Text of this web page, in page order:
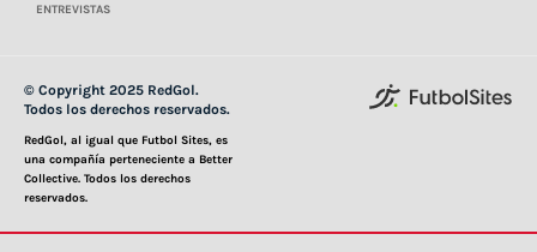
ENTREVISTAS
© Copyright 2025 RedGol.
Todos los derechos reservados.
RedGol, al igual que Futbol Sites, es
una compañía perteneciente a Better
Collective. Todos los derechos
reservados.